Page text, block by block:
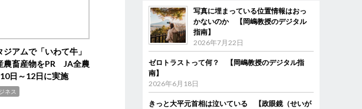
ジアムで「いわて牛」
農畜産物をPR JA全農
日～12日に実施
ネス
写真に埋まっている位置情報はおっ
かないのか 【岡嶋教授のデジタル
指南】
2026年7月22日
ゼロトラストって何？ 【岡嶋教授のデジタル指
南】
2026年6月18日
きっと大平元首相は泣いている 【政眼鏡（せいが